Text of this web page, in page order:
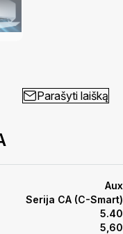
Parašyti laišką
Aux
Serija CA (C-Smart)
5.40
5,60